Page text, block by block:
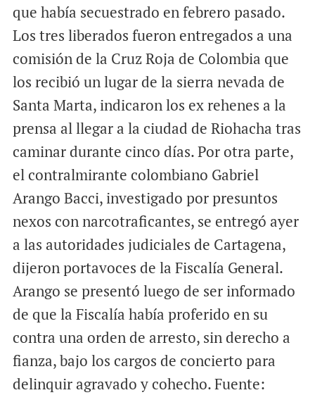
que había secuestrado en febrero pasado.
Los tres liberados fueron entregados a una
comisión de la Cruz Roja de Colombia que
los recibió un lugar de la sierra nevada de
Santa Marta, indicaron los ex rehenes a la
prensa al llegar a la ciudad de Riohacha tras
caminar durante cinco días. Por otra parte,
el contralmirante colombiano Gabriel
Arango Bacci, investigado por presuntos
nexos con narcotraficantes, se entregó ayer
a las autoridades judiciales de Cartagena,
dijeron portavoces de la Fiscalía General.
Arango se presentó luego de ser informado
de que la Fiscalía había proferido en su
contra una orden de arresto, sin derecho a
fianza, bajo los cargos de concierto para
delinquir agravado y cohecho. Fuente: